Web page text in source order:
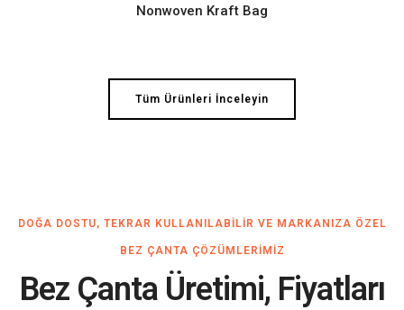
Nonwoven Kraft Bag
Tüm Ürünleri İnceleyin
DOĞA DOSTU, TEKRAR KULLANILABILIR VE MARKANIZA ÖZEL
BEZ ÇANTA ÇÖZÜMLERIMIZ
Bez Çanta Üretimi, Fiyatları